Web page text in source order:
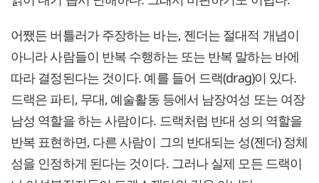
어쨌든 버틀러가 주장하는 바는, 젠더는 절대적 개념이
아니라 사람들이 반복 수행하는 또는 반복 말하는 바에
따라 결정된다는 것이다. 예를 들어 드랙(drag)이 있다.
드랙은 파티, 무대, 예술활동 등에서 남장여성 또는 여장
남성 역할을 하는 사람이다. 드랙처럼 반대 성의 역할을
반복 표현하면, 다른 사람이 그의 반대되는 성(젠더) 정체
성을 인정하게 된다는 것이다. 그러나 실제 모든 드랙이